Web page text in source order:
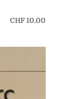
CHF10.00